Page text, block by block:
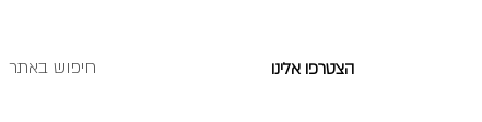
הצטרפו אלינו